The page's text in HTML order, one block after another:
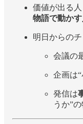
価値が出る人
物語で動かす
明日からの
会議の
企画は
発信は
うか”の